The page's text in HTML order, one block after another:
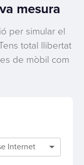
mesura
per simular el
total llibertat
de mòbil com